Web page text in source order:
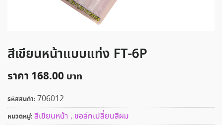
สีเขียนหน้าแบบแท่ง FT-6P
ราคา 168.00
รหัสสินค้า: 706012
หมวดหมู่: สีเขียนหน้า , ชอล์กเปลี่ยนสีผม